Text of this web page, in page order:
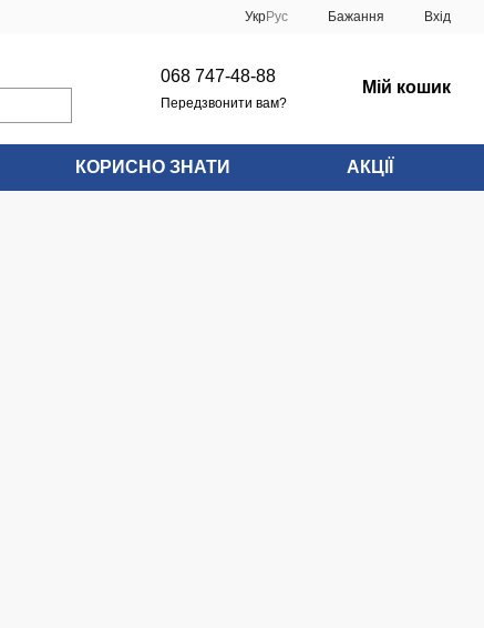
УкрРус Бажання Вхід
068 747-48-88
Передзвонити вам?
Мій кошик
КОРИСНО ЗНАТИ АКЦІЇ